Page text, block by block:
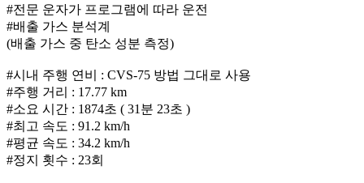
#전문 운자가 프로그램에 따라 운전
#배출 가스 분석계
(배출 가스 중 탄소 성분 측정)
#시내 주행 연비 : CVS-75 방법 그대로 사용
#주행 거리 : 17.77 km
#소요 시간 : 1874초 ( 31분 23초 )
#최고 속도 : 91.2 km/h
#평균 속도 : 34.2 km/h
#정지 횟수 : 23회